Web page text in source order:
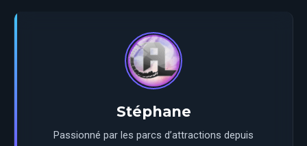
Stéphane
Passionné par les parcs d’attractions depuis